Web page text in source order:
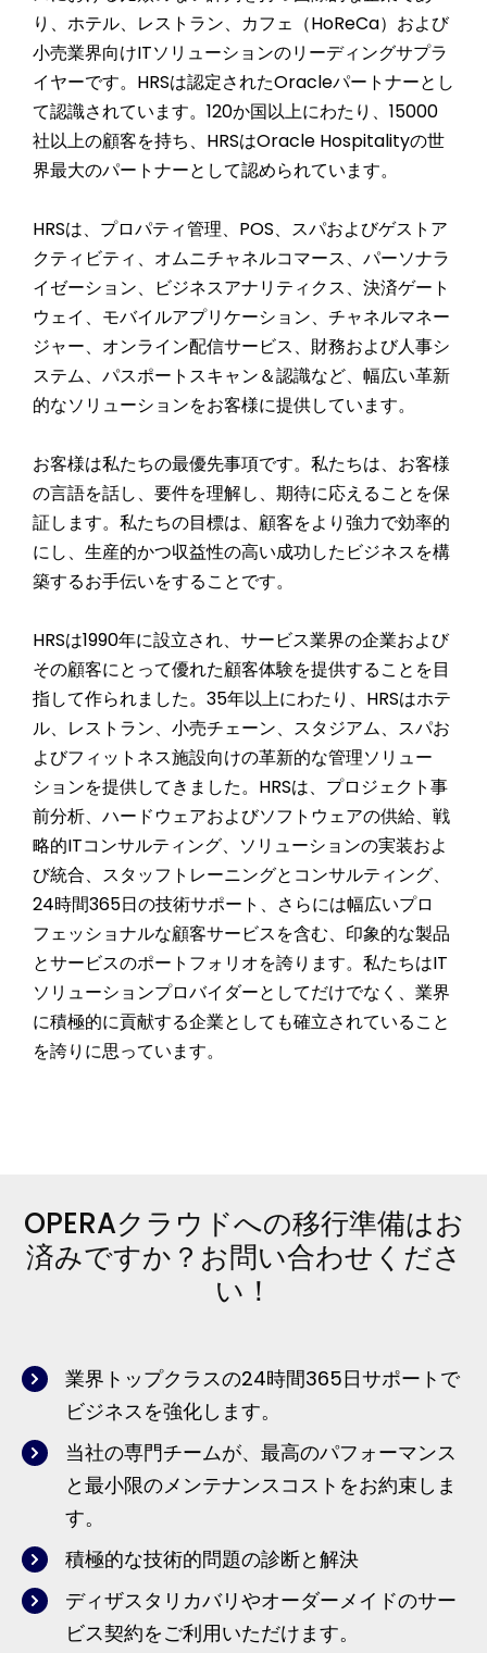
り、ホテル、レストラン、カフェ（HoReCa）および
小売業界向けITソリューションのリーディングサプラ
イヤーです。HRSは認定されたOracleパートナーとし
て認識されています。 120か国以上にわたり、 15000
社以上の顧客を持ち、HRSはOracle Hospitalityの世
界最大のパートナーとして認められています。
HRSは、プロパティ管理、POS、スパおよびゲストア
クティビティ、オムニチャネルコマース、パーソナラ
イゼーション、ビジネスアナリティクス、決済ゲート
ウェイ、モバイルアプリケーション、チャネルマネー
ジャー、オンライン配信サービス、財務および人事シ
ステム、パスポートスキャン＆認識など、幅広い革新
的なソリューションをお客様に提供しています。
お客様は私たちの最優先事項です。私たちは、お客様
の言語を話し、要件を理解し、期待に応えることを保
証します。私たちの目標は、顧客をより強力で効率的
にし、生産的かつ収益性の高い成功したビジネスを構
築するお手伝いをすることです。
HRSは1990年に設立され、サービス業界の企業および
その顧客にとって優れた顧客体験を提供することを目
指して作られました。 35年以上にわたり、HRSはホテ
ル、レストラン、小売チェーン、スタジアム、スパお
よびフィットネス施設向けの革新的な管理ソリュー
ションを提供してきました。HRSは、プロジェクト事
前分析、ハードウェアおよびソフトウェアの供給、戦
略的ITコンサルティング、ソリューションの実装およ
び統合、スタッフトレーニングとコンサルティング、
24時間365日の技術サポート、さらには幅広いプロ
フェッショナルな顧客サービスを含む、印象的な製品
とサービスのポートフォリオを誇ります。私たちはIT
ソリューションプロバイダーとしてだけでなく、業界
に積極的に貢献する企業としても確立されていること
を誇りに思っています。
OPERAクラウドへの移行準備はお
済みですか？お問い合わせくださ
い！
業界トップクラスの24時間365日サポートで
ビジネスを強化します。
当社の専門チームが、最高のパフォーマンス
と最小限のメンテナンスコストをお約束しま
す。
積極的な技術的問題の診断と解決
ディザスタリカバリやオーダーメイドのサー
ビス契約をご利用いただけます。